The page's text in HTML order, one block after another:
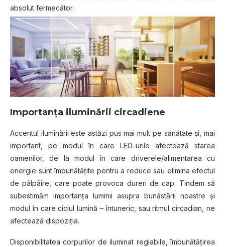
absolut fermecător.
Importanța iluminării circadiene
Accentul iluminării este astăzi pus mai mult pe sănătate și, mai
important, pe modul în care LED-urile afectează starea
oamenilor, de la modul în care driverele/alimentarea cu
energie sunt îmbunătățite pentru a reduce sau elimina efectul
de pâlpâire, care poate provoca dureri de cap. Tindem să
subestimăm importanța luminii asupra bunăstării noastre și
modul în care ciclul lumină – întuneric, sau ritmul circadian, ne
afectează dispoziția.
Disponibilitatea corpurilor de iluminat reglabile, îmbunătățirea